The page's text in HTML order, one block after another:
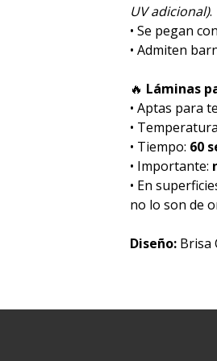
UV adicional).
• Se pegan con
• Admiten
🔥 Láminas
• Aptas para
•
• Tiempo: 60
• Importante:
• En
no lo son de
Diseño: Brisa